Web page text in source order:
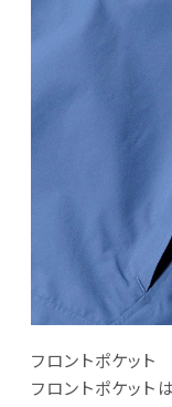
フロントポケット
フロントポケット